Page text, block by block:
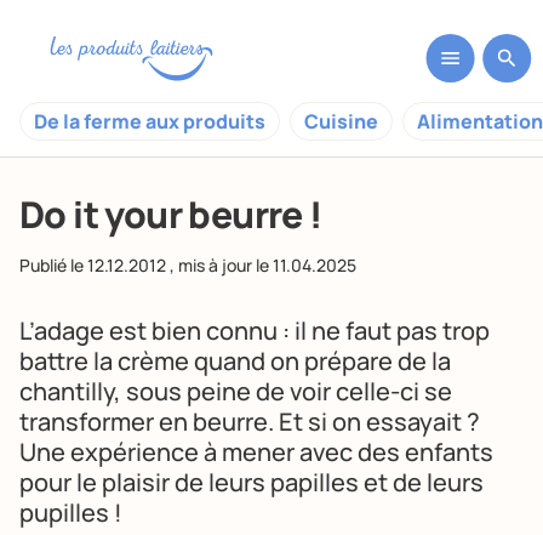
De la ferme aux produits Cuisine
Do it your beurre !
Publié le12.12.2012, mis à jour le11.04.2025
L’adage est bien connu : il ne faut pas trop
battre la crème quand on prépare de la
chantilly, sous peine de voir celle-ci se
transformer en beurre. Et si on essayait ?
Une expérience à mener avec des enfants
pour le plaisir de leurs papilles et de leurs
pupilles !